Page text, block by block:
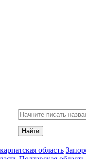
Найти
область